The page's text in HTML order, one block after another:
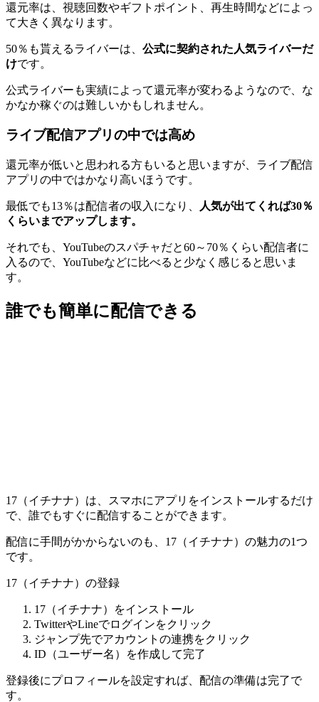
還元率は、視聴回数やギフトポイント、再生時間などによっ
て大きく異なります。
50％も貰えるライバーは、 公式に契約された人気ライバーだ
けです。
公式ライバーも実績によって還元率が変わるようなので、な
かなか稼ぐのは難しいかもしれません。
ライブ配信アプリの中では高め
還元率が低いと思われる方もいると思いますが、ライブ配信
アプリの中ではかなり高いほうです。
最低でも13％は配信者の収入になり、
人気が出てくれば30％
くらいまでアップします。
それでも、YouTubeのスパチャだと60～70％くらい配信者に
入るので、YouTubeなどに比べると少なく感じると思いま
す。
誰でも簡単に配信できる
17（イチナナ）は、スマホにアプリをインストールするだけ
で、誰でもすぐに配信することができます。
配信に手間がかからないのも、17（イチナナ）の魅力の1つ
です。
17（イチナナ）の登録
17（イチナナ）をインストール
TwitterやLineでログインをクリック
ジャンプ先でアカウントの連携をクリック
ID（ユーザー名）を作成して完了
登録後にプロフィールを設定すれば、配信の準備は完了で
す。